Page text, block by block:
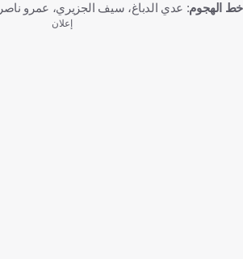
خط الهجوم: عدي الدباغ، سيف الجزيري، عمرو ناصر
إعلان